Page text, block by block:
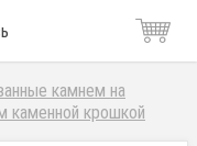
камнем на
каменной крошкой